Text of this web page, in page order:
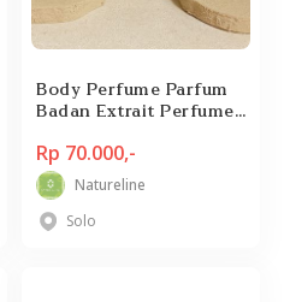
Body Perfume Parfum
Badan Extrait Perfume
Rp 70.000,-
Natureline
Solo